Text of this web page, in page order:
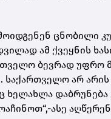
ცნობილი
ამ ქვეყნის
ბევრად უფრო
საქართველო არ
ხელახლა
ასე